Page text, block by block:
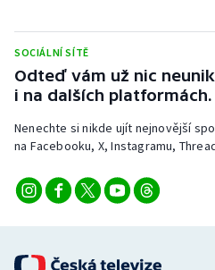
SOCIÁLNÍ SÍTĚ
Odteď vám už nic
i na dalších platformách.
Nenechte si nikde ujít nejnovější
na Facebooku, X, Instagramu,